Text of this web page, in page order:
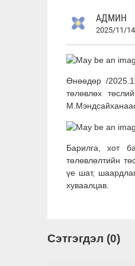
АДМИН
2025/11/14
Өнөөдөр /
төлөвлөх
Барилга, хот
төлөвлөлтийн
үе шат,
хуваалцав.
Сэтгэгдэл (0)